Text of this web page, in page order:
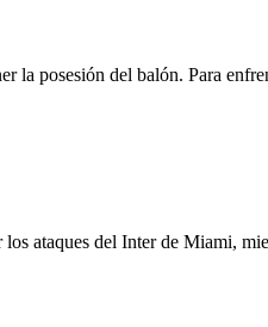
la posesión del balón. Para
ataques del Inter de Miami,